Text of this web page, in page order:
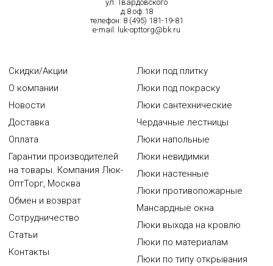
ул. Твардовского
д.8 оф.18
телефон: 8 (495) 181-19-81
e-mail: luk-opttorg@bk.ru
Скидки/Акции
О компании
Новости
Доставка
Оплата
Гарантии производителей
на товары. Компания Люк-
ОптТорг, Москва
Обмен и возврат
Сотрудничество
Статьи
Контакты
Люки под плитку
Люки под покраску
Люки сантехнические
Чердачные лестницы
Люки напольные
Люки невидимки
Люки настенные
Люки противопожарные
Мансардные окна
Люки выхода на кровлю
Люки по материалам
Люки по типу открывания